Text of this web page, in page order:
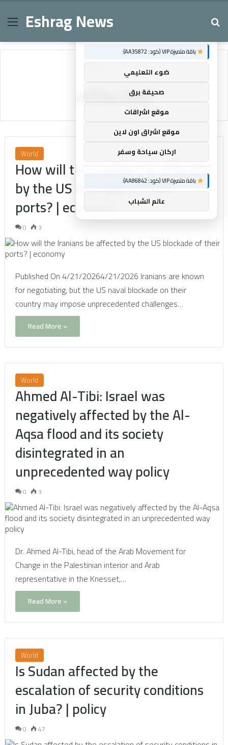
MenuEshrag News
Home/affected
affected
World
How will the Iranians be affected
by the US blockade of their
ports? | economy
0 3
Published On 4/21/20264/21/2026 Iranians are known
for negotiating, but the US naval blockade on their
country may impose unprecedented challenges…
Read More »
World
Ahmed Al-Tibi: Israel was
negatively affected by the Al-
Aqsa flood and its society
disintegrated in an
unprecedented way policy
0 3
Dr. Ahmed Al-Tibi, head of the Arab Movement for
Change in the Palestinian interior and Arab
representative in the Knesset,…
Read More »
World
Is Sudan affected by the
escalation of security conditions
in Juba? | policy
0 47
×
باقة متميزة VIP (كود: AA35872):
ضوء التعليمي
صحيفة برق
موقع اشراقات
موقع اشراق اون لاين
اركان سياحة وسفر
باقة متميزة VIP (كود: AA86842):
عالم الشباب